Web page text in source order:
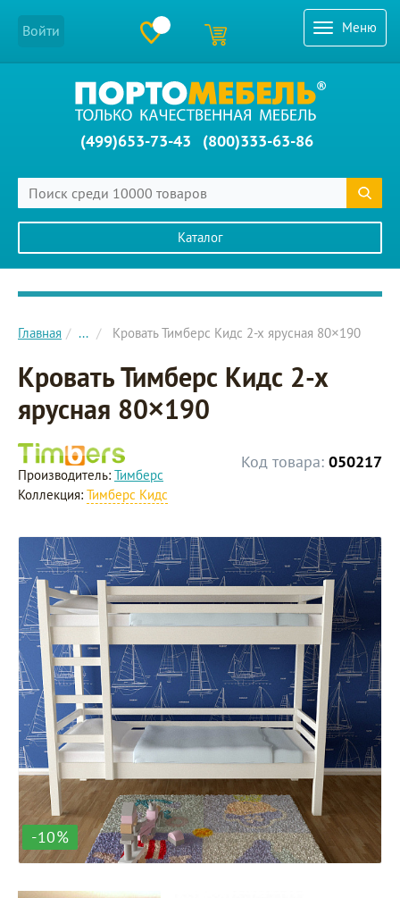
Меню
Войти
(499)653-73-43 (800)333-63-86
Каталог
Главное меню сайта
Главная ... Кровать Тимберс Кидс 2-х ярусная 80×190
Кровать Тимберс Кидс 2-х
ярусная 80×190
Код товара: 050217
Производитель: Тимберс
Коллекция: Тимберс Кидс
-10%